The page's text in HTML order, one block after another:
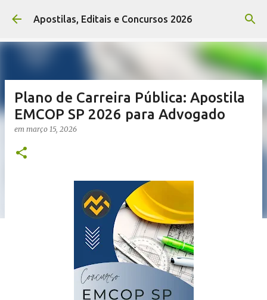
Pular para o conteúdo principal
Apostilas, Editais e Concursos 2026
Plano de Carreira Pública: Apostila
EMCOP SP 2026 para Advogado
em março 15, 2026